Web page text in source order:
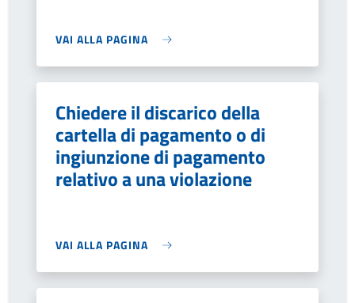
VAI ALLA PAGINA
Chiedere il discarico della
cartella di pagamento o di
ingiunzione di pagamento
relativo a una violazione
VAI ALLA PAGINA